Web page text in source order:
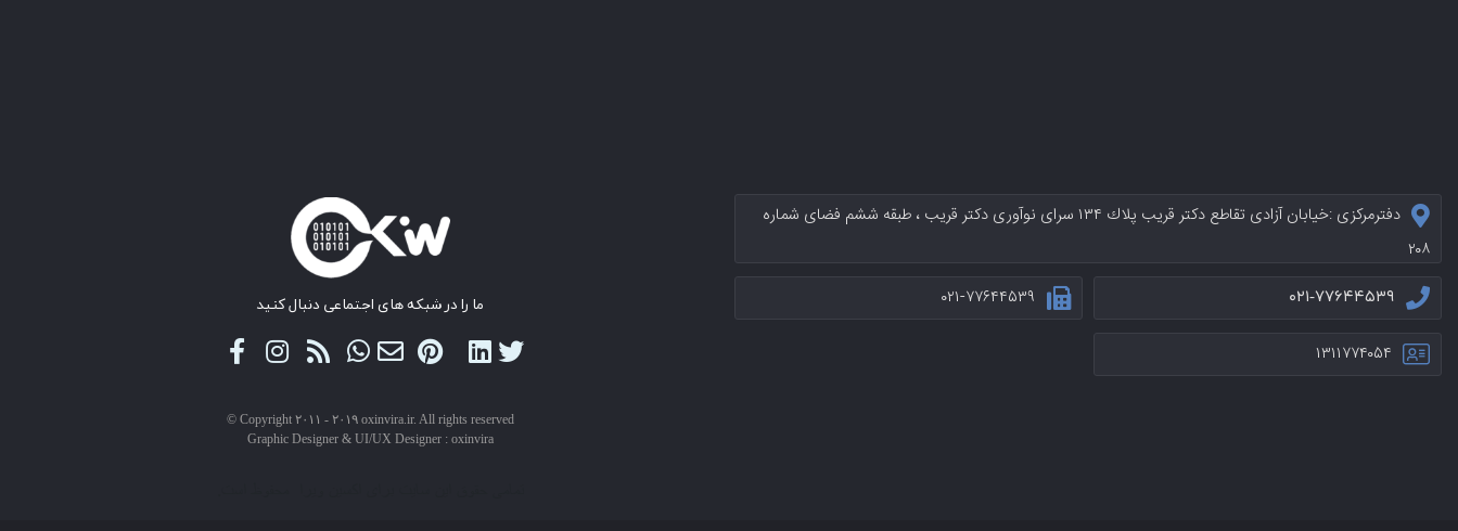
دفترمرکزی :خيابان آزادی تقاطع دکتر قریب پلاك ۱۳۴ سرای نوآوری دکتر قریب ، طبقه ششم فضای شماره
۲۰۸
۰۲۱-۷۷۶۴۴۵۳۹ ۰۲۱-۷۷۶۴۴۵۳۹ ما را در شبکه های اجتماعی دنبال کنید
© Copyright ۲۰۱۱ - ۲۰۱۹ oxinvira.ir. All rights reserved
Graphic Designer & UI/UX Designer : oxinvira